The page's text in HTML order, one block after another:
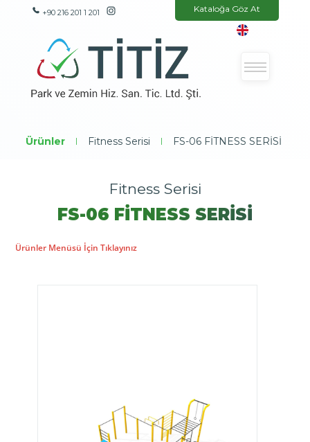
+90 216 201 1 201 Kataloğa Göz At
Ürünler | Fitness Serisi | FS-06 FİTNESS SERİSİ
Fitness Serisi
FS-06 FİTNESS SERİSİ
Ürünler Menüsü İçin Tıklayınız